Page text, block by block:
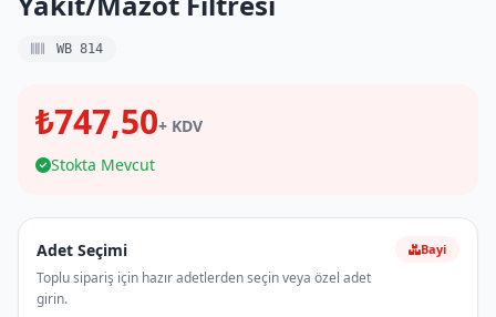
WB 814
₺747,50+ KDV
Stokta Mevcut
Adet Seçimi
Toplu sipariş için hazır adetlerden seçin veya özel adet
girin.
Bayi